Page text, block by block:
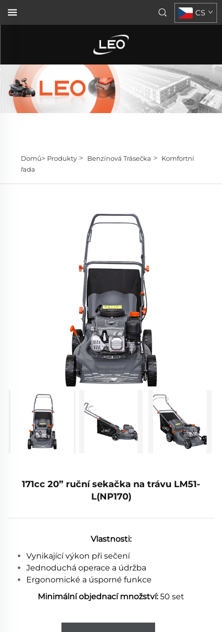
CS
Domů> Produkty> Benzínová Trásečka >
Komfortní
řada
171cc 20” ruční sekačka na trávu LM51-
L(NP170)
Vlastnosti:
Vynikající výkon při sečení
Jednoduchá operace a údržba
Ergonomické a úsporné funkce
Minimální objednací množství:50 set